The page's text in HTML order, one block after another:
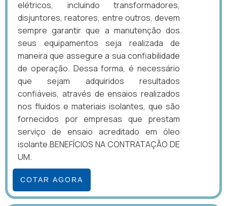
elétricos, incluindo transformadores,
disjuntores, reatores, entre outros, devem
sempre garantir que a manutenção dos
seus equipamentos seja realizada de
maneira que assegure a sua confiabilidade
de operação. Dessa forma, é necessário
que sejam adquiridos resultados
confiáveis, através de ensaios realizados
nos fluidos e materiais isolantes, que são
fornecidos por empresas que prestam
serviço de ensaio acreditado em óleo
isolante.BENEFÍCIOS NA CONTRATAÇÃO DE
UM.
COTAR AGORA